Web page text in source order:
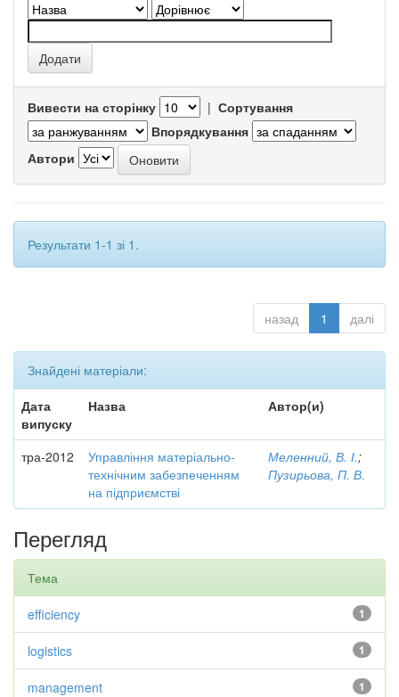
Вивести на сторінку | Сортування
Впорядкування
Автори
Результати 1-1 зі 1.
назад 1 далі
Знайдені матеріали:
Дата
випуску
Назва Автор(и)
тра-2012
Управління матеріально-
технічним забезпеченням
на підприємстві
Меленний, В. І.;
Пузирьова, П. В.
Перегляд
Тема
1
efficiency
1
logistics
1
management